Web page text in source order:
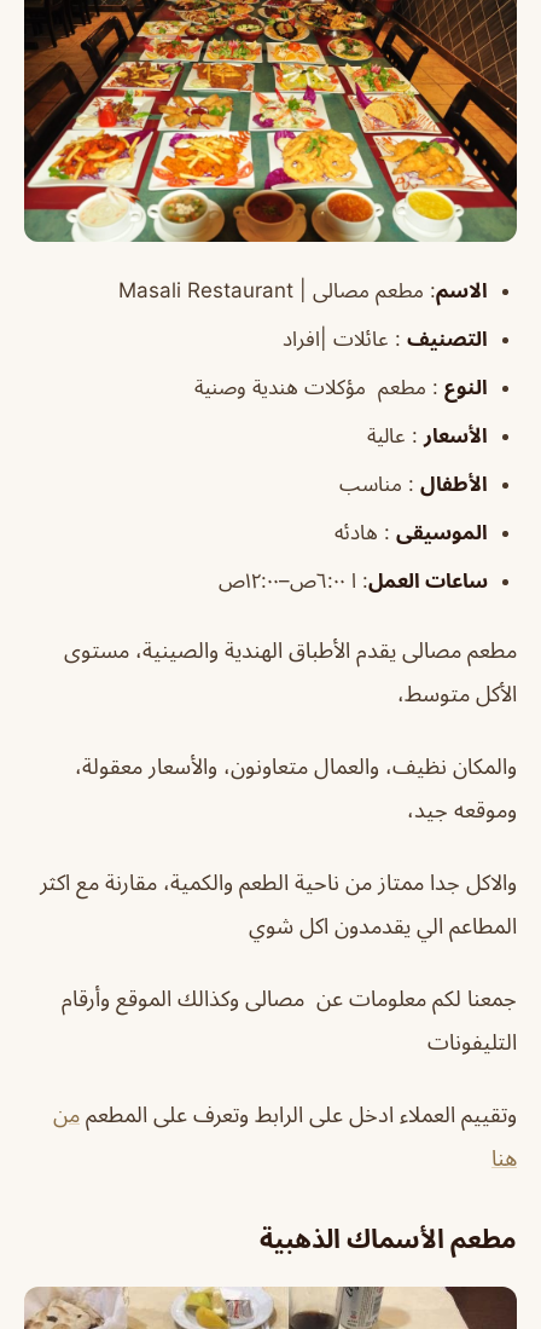
الاسم: مطعم مصالى |
التصنيف : عائلات |افراد
النوع : مطعم مؤكلات هندية وصنية
الأسعار : عالية
الأطفال : مناسب
الموسيقى : هادئه
ساعات العمل: ا ٦:٠٠ص–١٢:٠٠ص
مطعم مصالى يقدم الأطباق الهندية والصينية، مستوى
الأكل متوسط،
والمكان نظيف، والعمال متعاونون، والأسعار معقولة،
وموقعه جيد،
والاكل جدا ممتاز من ناحية الطعم والكمية، مقارنة مع اكثر
المطاعم الي يقدمدون اكل شوي
جمعنا لكم معلومات عن مصالى وكذالك الموقع وأرقام
التليفونات
وتقييم العملاء ادخل على الرابط وتعرف على المطعم من
هنا
مطعم الأسماك الذهبية